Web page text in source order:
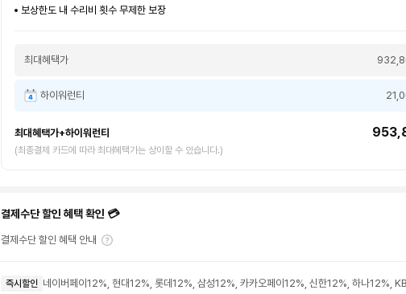
보상한도 내 수리비 횟수 무제한 보장
최대혜택가
하이워런티
최대혜택가+하이워런티
(최종결제 카드에 따라 최대혜택가는 상이할 수 있습니다.)
결제수단 할인 혜택 확인 💳
결제수단 할인 혜택 안내
즉시할인 네이버페이12%, 현대12%, 롯데12%, 삼성12%, 카카오페이12%, 신한12%, 하나12%,